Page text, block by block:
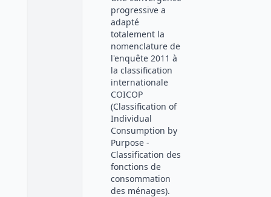
progressive a
adapté
totalement la
nomenclature de
l'enquête 2011 à
la classification
internationale
COICOP
(Classification of
Individual
Consumption by
Purpose -
Classification des
fonctions de
consommation
des ménages).